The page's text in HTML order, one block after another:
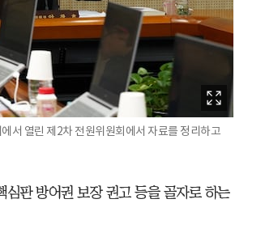
서 열린 제2차 전원위원회에서 자료를 정리하고
판 방어권 보장 권고 등을 골자로 하는